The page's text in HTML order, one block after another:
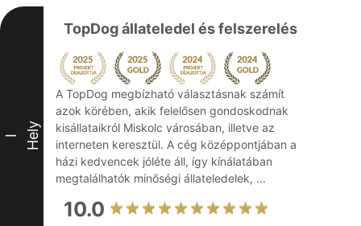
I Hely
TopDog állateledel és felszerelés
A TopDog megbízható választásnak számít
azok körében, akik felelősen gondoskodnak
kisállataikról Miskolc városában, illetve az
interneten keresztül. A cég középpontjában a
házi kedvencek jóléte áll, így kínálatában
megtalálhatók minőségi állateledelek, ...
10.0